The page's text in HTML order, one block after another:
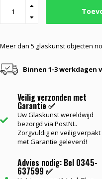
Meer dan 5 glaskunst objecten
Binnen 1-3 werkdagen
Veilig verzonden met
Garantie ✅
Uw Glaskunst wereldwijd
bezorgd via PostNL.
Zorgvuldig en veilig verpakt
met Garantie geleverd!
Advies nodig: Bel 0345-
637599 ✅